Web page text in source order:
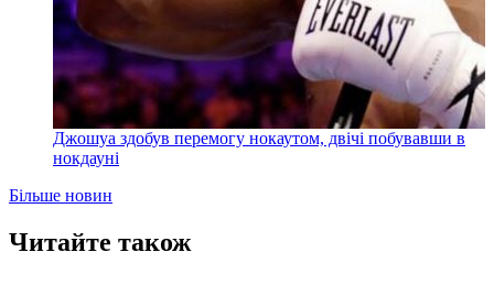
Джошуа здобув перемогу нокаутом, двічі побувавши в
нокдауні
Більше новин
Читайте також